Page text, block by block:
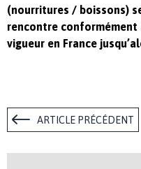
(nourritures / boissons)
rencontre conformément
vigueur en France
ARTICLE PRÉCÉDENT